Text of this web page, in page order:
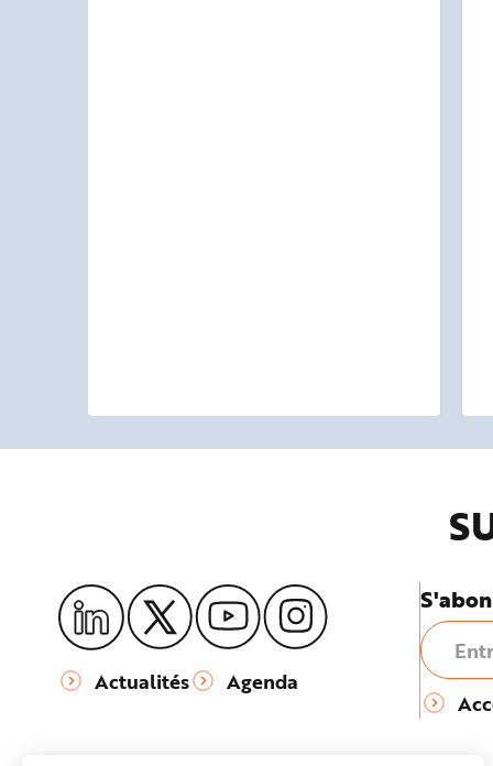
Actualités Agenda